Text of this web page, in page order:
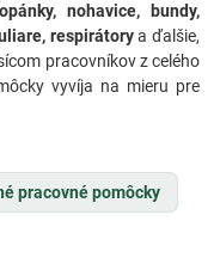
nohavice, bundy,
respirátorya ďalšie,
pracovníkov z celého
vyvíja na mieru pre
pracovné pomôcky